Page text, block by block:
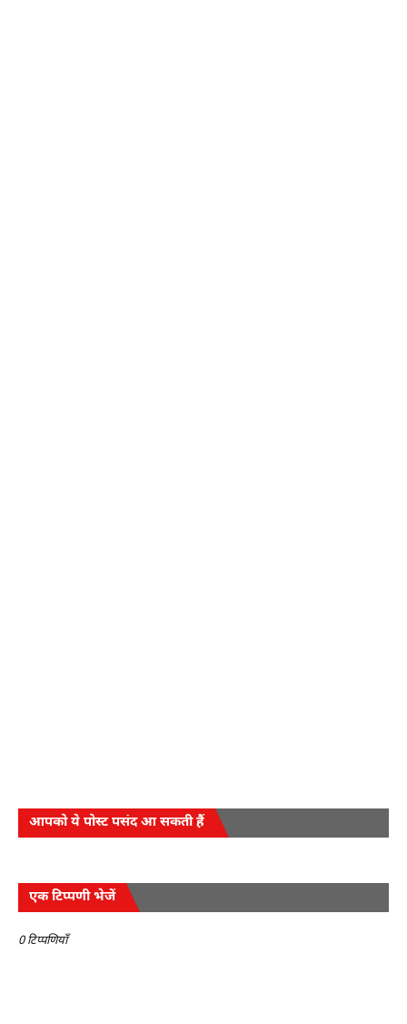
आपको ये पोस्ट पसंद आ सकती हैं
एक टिप्पणी भेजें
0 टिप्पणियाँ